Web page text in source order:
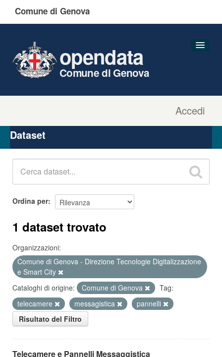
Comune di Genova
Accedi
opendata
Comune di Genova
Organizzazioni
Gruppi
Dataset
Ordina per
1 dataset trovato
Organizzazioni:
Comune di Genova - Direzione Tecnologie Digitalizzazione
e Smart City
Cataloghi di origine:
Comune di Genova
Tag:
telecamere
messagistica
pannelli
Risultato del Filtro
Telecamere e Pannelli Messaggistica